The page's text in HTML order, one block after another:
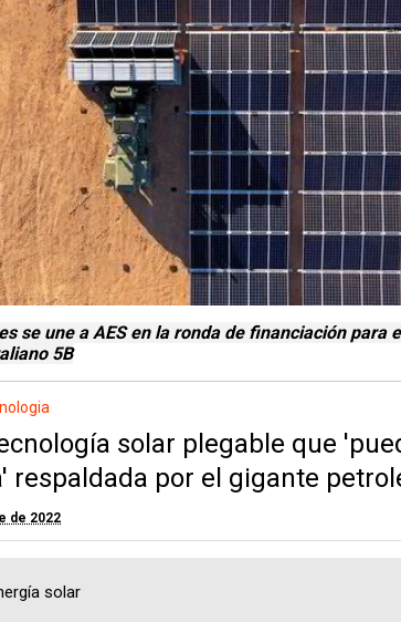
se une a AES en la ronda de financiación para
5B
solar plegable que
respaldada por el gigante
de 2022
solar